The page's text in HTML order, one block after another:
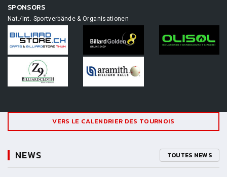
SPONSORS
Nat./Int. Sportverbände & Organisationen
VERS LE CALENDRIER DES TOURNOIS
NEWS TOUTES NEWS